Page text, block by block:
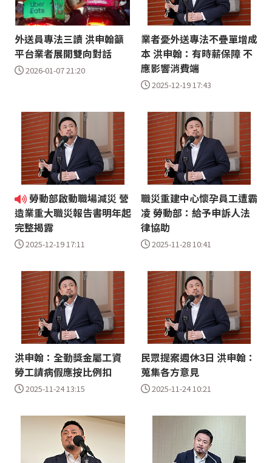
外送員專法三讀 洪申翰籲
平台業者展開雙向對話
2026-01-07 21:20
業者憂外送專法不疊單增成
本 洪申翰：有時薪保障 不
應影響消費端
2025-12-19 17:43
勞動部啟動職場減災 營
造業重大職災報告書明年起
完整揭露
2025-12-19 17:11
職災重建中心懷孕員工遭霸
凌 勞動部：給予申訴人法
律協助
2025-11-28 10:41
洪申翰：全勤獎金屬工資
勞工請病假應按比例扣
2025-11-24 13:15
民眾提案週休3日 洪申翰：
蒐集各方意見
2025-11-24 10:21